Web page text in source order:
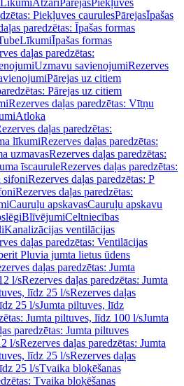
LīkumiAtzari PārejasPiekļuves
Piekļuves caurulesPārejasĪpašas
paredzētas: Īpašas formas
LīkumiĪpašas formas
daļas paredzētas:
Uzmavu savienojumiRezerves
Pārejas uz citiem
Pārejas uz citiem
Rezerves daļas paredzētas: Vītņu
Atloka
daļas paredzētas:
līkumiRezerves daļas paredzētas:
uzmavasRezerves daļas paredzētas:
īscauruleRezerves daļas paredzētas:
sifoniRezerves daļas paredzētas: P
Rezerves daļas paredzētas:
Cauruļu apskavasCauruļu apskavu
BlīvējumiCeltniecības
Kanalizācijas ventilācijas
daļas paredzētas: Ventilācijas
Pluvia jumta lietus ūdens
daļas paredzētas: Jumta
l/sRezerves daļas paredzētas: Jumta
līdz 25 l/sRezerves daļas
25 l/sJumta piltuves, līdz
Jumta piltuves, līdz 100 l/sJumta
paredzētas: Jumta piltuves
l/sRezerves daļas paredzētas: Jumta
līdz 25 l/sRezerves daļas
25 l/sTvaika bloķēšanas
Tvaika bloķēšanas